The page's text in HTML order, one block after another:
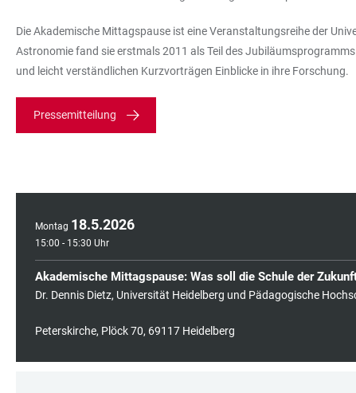
Die Akademische Mittagspause ist eine Veranstaltungsreihe der
Astronomie fand sie erstmals 2011 als Teil des
und leicht verständlichen Kurzvorträgen Einblicke in ihre Forschung.
Pressemitteilung
Montag 18.5.2026
15:00 - 15:30 Uhr
Akademische Mittagspause: Was soll die Schule der
Dr. Dennis Dietz, Universität Heidelberg und Pädagogische
Peterskirche, Plöck 70, 69117 Heidelberg